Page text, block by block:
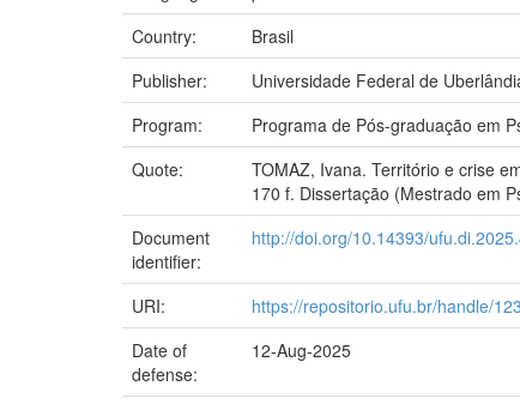
Country:
Brasil
Publisher:
Universidade Federal de
Program:
Programa de Pós-graduação em
Quote:
TOMAZ, Ivana. Território e crise
170 f. Dissertação (Mestrado em
Document
identifier:
http://doi.org/10.14393/
URI:
https://repositorio.ufu.br/handle/
Date of
defense:
12-Aug-2025